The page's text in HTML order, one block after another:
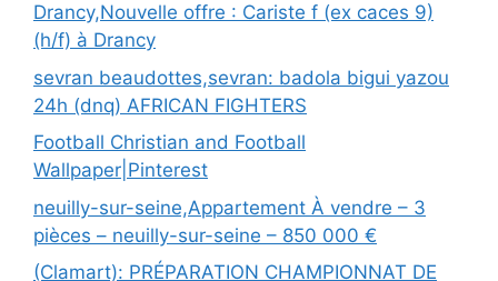
Drancy,Nouvelle offre : Cariste f (ex caces 9)
(h/f) à Drancy
sevran beaudottes,sevran: badola bigui yazou
24h (dnq) AFRICAN FIGHTERS
Football Christian and Football
Wallpaper|Pinterest
neuilly-sur-seine,Appartement À vendre – 3
pièces – neuilly-sur-seine – 850 000 €
(Clamart): PRÉPARATION CHAMPIONNAT DE